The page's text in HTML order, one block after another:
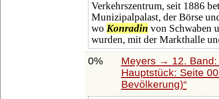
Verkehrszentrum, seit 1886
Munizipalpalast, der Börse
wo Konradin von Schwaben
wurden, mit der Markthalle
0%
Meyers → 12.
Hauptstück: Seite
Bevölkerung)